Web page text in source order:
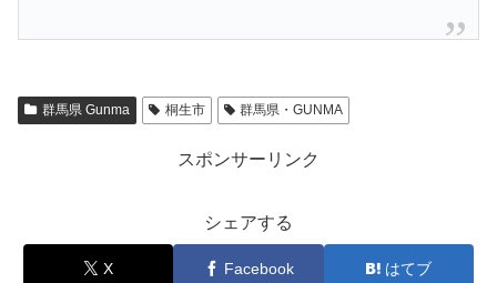
がなく、理解し助力する人が必ず現れる。